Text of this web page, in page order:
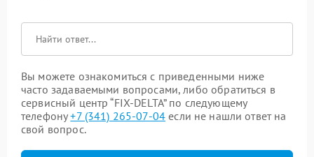
Вы можете ознакомиться с приведенными ниже
часто задаваемыми вопросами, либо обратиться в
сервисный центр “FIX-DELTA” по следующему
телефону+7 (341) 265-07-04 если не нашли ответ на
свой вопрос.